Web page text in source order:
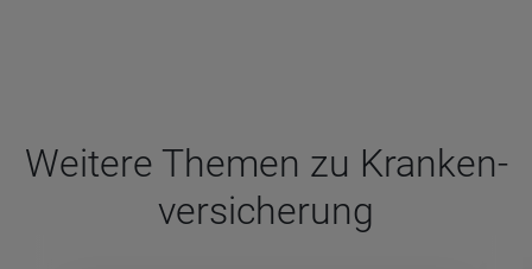
Wei­tere The­men zu Kran­ken­
ver­si­che­rung